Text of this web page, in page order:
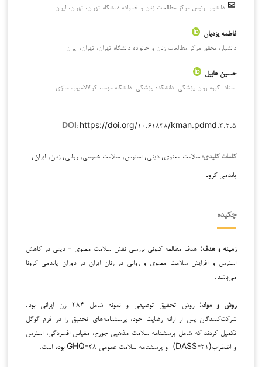
دانشیار، رئیس مرکز مطالعات زنان و خانواده دانشگاه تهران، تهران، ایران
فاطمه یزدیان
دانشیار، محقق مرکز مطالعات زنان و خانواده دانشگاه تهران، تهران، ایران
حسین هابیل
استاد، گروه روان پزشکی، دانشکده پزشکی، دانشگاه مهسا، کوالالامپور. مالزی
DOI: https://doi.org/۱۰.۶۱۸۳۸/kman.pdmd.۳.۲.۵
کلمات کلیدی: سلامت معنوی, دینی, استرس, سلامت عمومی, روانی, زنان, ایران,
پاندمی کرونا
چکیده
زمینه و هدف: هدف مطالعه کنونی بررسی نقش سلامت معنوی - دینی در کاهش
استرس و افزایش سلامت معنوی و روانی در زنان ایران در دوران پاندمی کرونا
می‌باشد.
روش و مواد:
روش تحقیق توصیفی و نمونه شامل ۳۸۴ زن ایرانی بود.
شرکت‌کنندگان پس از ارائه رضایت خود، پرسشنامه‌های تحقیق را در فرم گوگل
تکمیل کردند که شامل پرسشنامه سلامت مذهبی جورج، مقیاس افسردگی، استرس
و اضطراب(DASS-۲۱) و پرسشنامه سلامت عمومی GHQ-۲۸ بوده است.